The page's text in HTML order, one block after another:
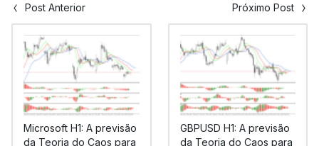
Post Anterior Próximo Post
Microsoft H1: A previsão
da Teoria do Caos para
GBPUSD H1: A previsão
da Teoria do Caos para